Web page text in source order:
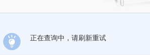
正在查询中，请刷新重试